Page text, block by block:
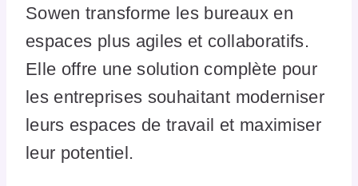
Sowen transforme les bureaux en
espaces plus agiles et collaboratifs.
Elle offre une solution complète pour
les entreprises souhaitant moderniser
leurs espaces de travail et maximiser
leur potentiel.